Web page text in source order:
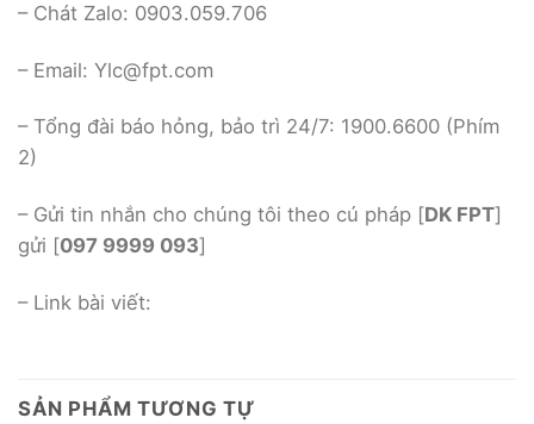
– Chát Zalo: 0903.059.706
– Email: Ylc@fpt.com
– Tổng đài báo hỏng, bảo trì 24/7: 1900.6600 (Phím
2)
– Gửi tin nhắn cho chúng tôi theo cú pháp [DK FPT]
gửi [097 9999 093]
– Link bài viết:
SẢN PHẨM TƯƠNG TỰ